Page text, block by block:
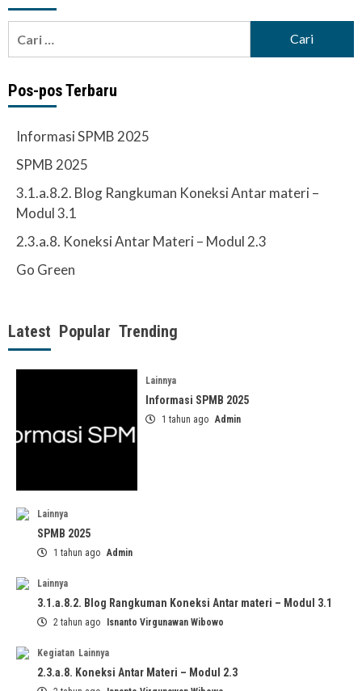
untuk:
Pos-pos Terbaru
Informasi SPMB 2025
SPMB 2025
3.1.a.8.2. Blog Rangkuman Koneksi Antar materi –
Modul 3.1
2.3.a.8. Koneksi Antar Materi – Modul 2.3
Go Green
Latest Popular Trending
Lainnya
Informasi SPMB 2025
1 tahun ago Admin
Lainnya
SPMB 2025
1 tahun ago Admin
Lainnya
3.1.a.8.2. Blog Rangkuman Koneksi Antar materi – Modul 3.1
2 tahun ago Isnanto Virgunawan Wibowo
Kegiatan Lainnya
2.3.a.8. Koneksi Antar Materi – Modul 2.3